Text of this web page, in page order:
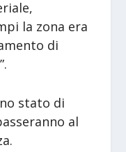
la zona era
di
stato di
al